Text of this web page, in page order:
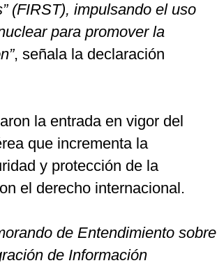
(FIRST), impulsando el uso
para promover la
, señala la declaración
la entrada en vigor del
que incrementa la
y protección de la
el derecho internacional.
de Entendimiento sobre
de Información